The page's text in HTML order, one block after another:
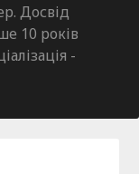
Досвід
10 років
-